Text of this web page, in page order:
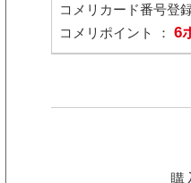
コメリカード番号登
コメリポイント ： 6
購